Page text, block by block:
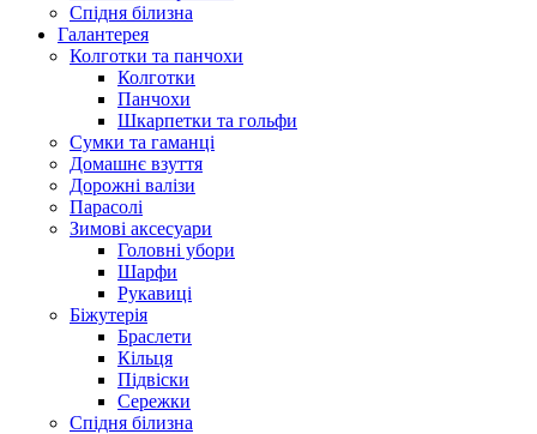
Спідня білизна
Галантерея
Колготки та панчохи
Колготки
Панчохи
Шкарпетки та гольфи
Сумки та гаманці
Домашнє взуття
Дорожні валізи
Парасолі
Зимові аксесуари
Головні убори
Шарфи
Рукавиці
Біжутерія
Браслети
Кільця
Підвіски
Сережки
Спідня білизна